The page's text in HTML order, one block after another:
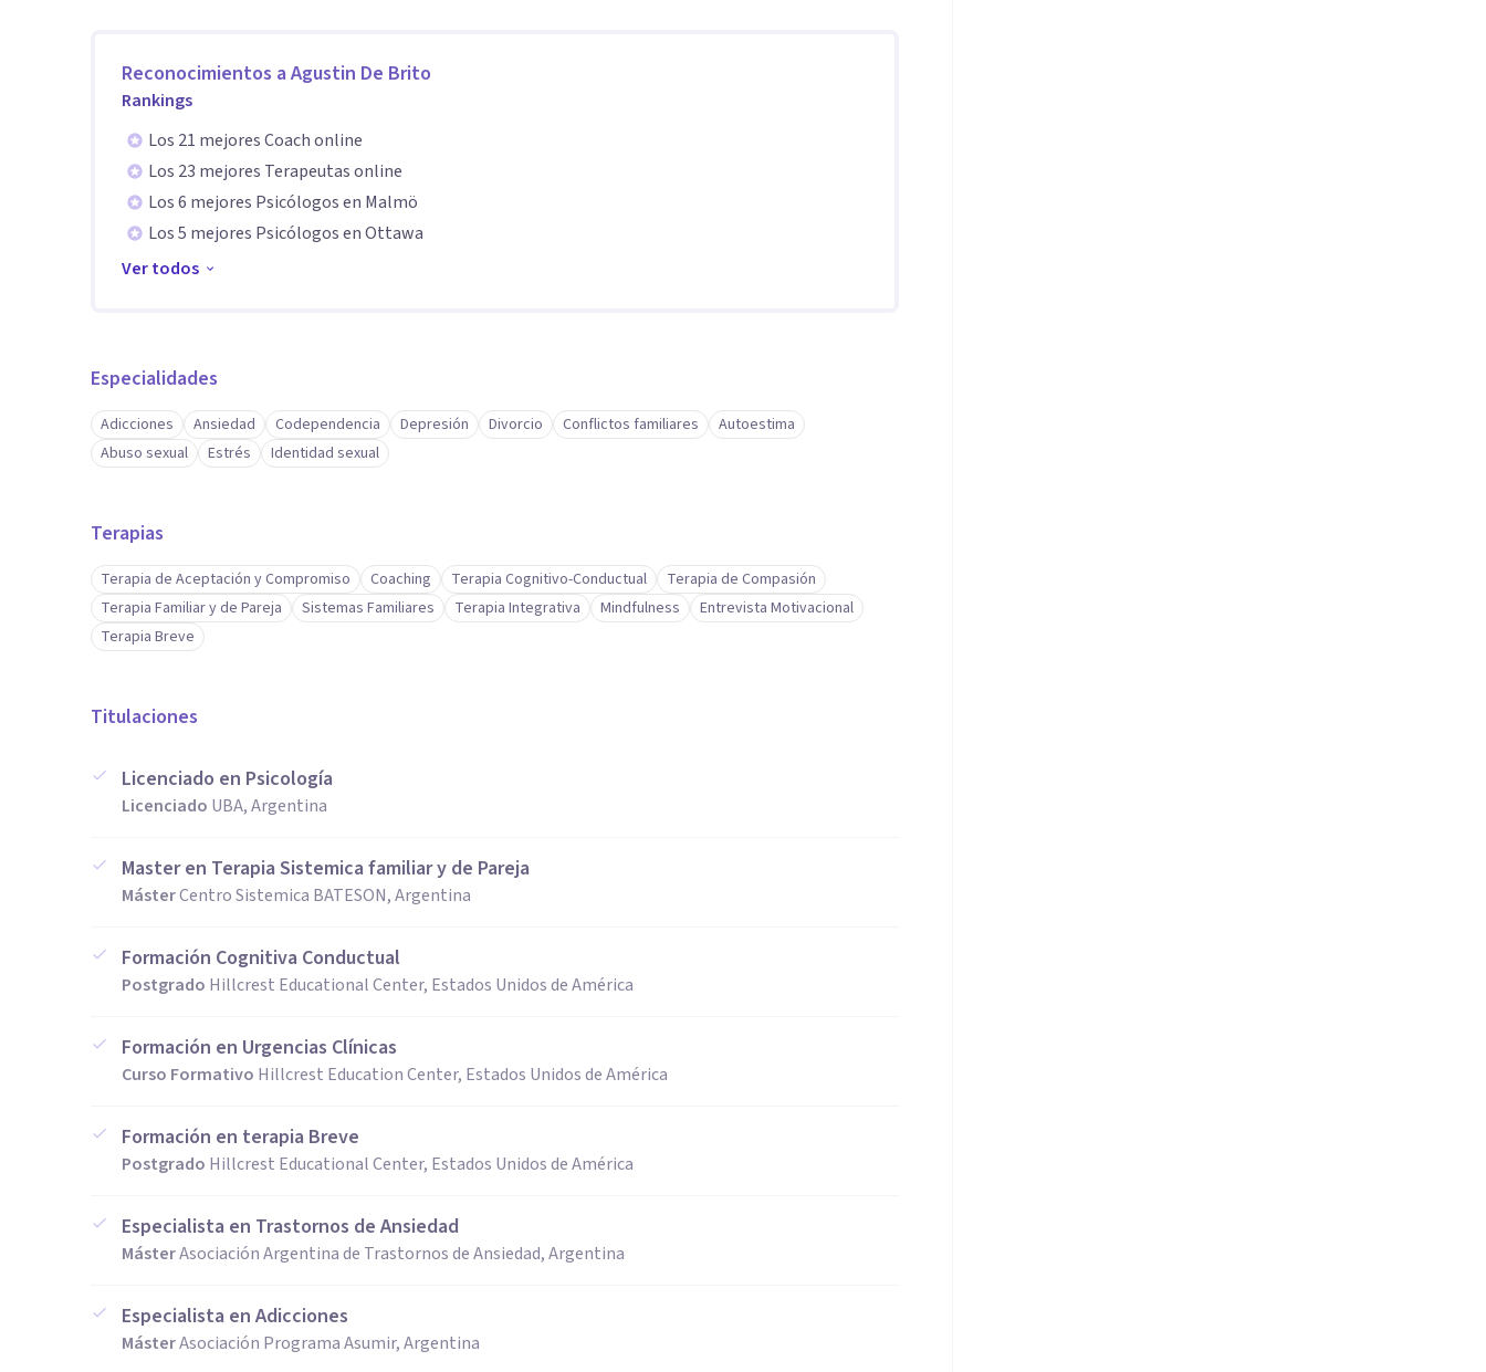
Reconocimientos a Agustin De Brito
Rankings
Los 21 mejores Coach online
Los 23 mejores Terapeutas online
Los 6 mejores Psicólogos en Malmö
Los 5 mejores Psicólogos en Ottawa
Ver todos
Especialidades
Adicciones Ansiedad Codependencia Depresión Divorcio Conflictos familiares
Autoestima
Abuso sexual
Estrés Identidad sexual
Terapias
Terapia de Aceptación y Compromiso Coaching Terapia Cognitivo-Conductual
Terapia de Compasión
Terapia Familiar y de Pareja
Sistemas Familiares Terapia Integrativa Mindfulness
Entrevista Motivacional
Terapia Breve
Titulaciones
Licenciado en Psicología
Licenciado UBA, Argentina
Master en Terapia Sistemica familiar y de Pareja
MásterCentro Sistemica BATESON, Argentina
Formación Cognitiva Conductual
Postgrado Hillcrest Educational Center, Estados Unidos de América
Formación en Urgencias Clínicas
Curso Formativo Hillcrest Education Center, Estados Unidos de América
Formación en terapia Breve
Postgrado Hillcrest Educational Center, Estados Unidos de América
Especialista en Trastornos de Ansiedad
MásterAsociación Argentina de Trastornos de Ansiedad, Argentina
Especialista en Adicciones
MásterAsociación Programa Asumir, Argentina